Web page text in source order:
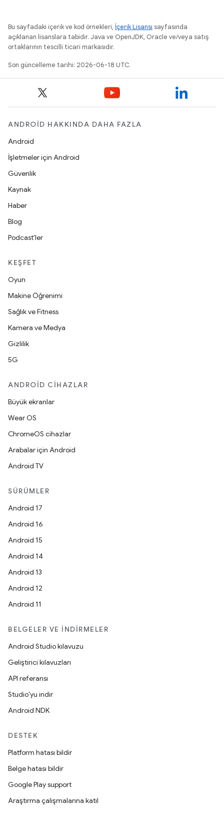
Bu sayfadaki içerik ve kod örnekleri, İçerik Lisansı sayfasında
açıklanan lisanslara tabidir. Java ve OpenJDK, Oracle ve/veya satış
ortaklarının tescilli ticari markasıdır.
Son güncelleme tarihi: 2026-06-18 UTC.
ANDROID HAKKINDA DAHA FAZLA
Android
İşletmeler için Android
Güvenlik
Kaynak
Haber
Blog
Podcast'ler
KEŞFET
Oyun
Makine Öğrenimi
Sağlık ve Fitness
Kamera ve Medya
Gizlilik
5G
ANDROID CIHAZLAR
Büyük ekranlar
Wear OS
ChromeOS cihazlar
Arabalar için Android
Android TV
SÜRÜMLER
Android 17
Android 16
Android 15
Android 14
Android 13
Android 12
Android 11
BELGELER VE İNDIRMELER
Android Studio kılavuzu
Geliştirici kılavuzları
API referansı
Studio'yu indir
Android NDK
DESTEK
Platform hatası bildir
Belge hatası bildir
Google Play support
Araştırma çalışmalarına katıl